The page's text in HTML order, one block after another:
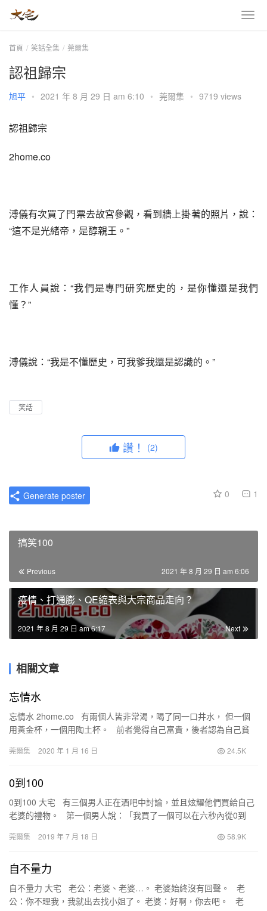
首頁 笑話全集 莞爾集
認祖歸宗
旭平 • 2021 年 8 月 29 日 am 6:10 • 莞爾集 • 9719 views
認祖歸宗
2home.co
溥儀有次買了門票去故宮參觀，看到牆上掛著的照片，說：
“這不是光緒帝，是醇親王。”
工作人員說：“我們是專門研究歷史的，是你懂還是我們
懂？”
溥儀說：“我是不懂歷史，可我爹我還是認識的。”
笑話
讚！ (2)
0 1
Generate poster
搞笑100
Previous 2021 年 8 月 29 日 am 6:06
疫情、打通膨、QE縮表與大宗商品走向？
Next
2021 年 8 月 29 日 am 6:17
相關文章
忘情水
忘情水 2home.co 有兩個人皆非常渴，喝了同一口井水， 但一個
用黃金杯，一個用陶土杯。 前者覺得自己富貴，後者認為自己貧
莞爾集 2020 年 1 月 16 日 24.5K
0到100
0到100 大宅 有三個男人正在酒吧中討論，並且炫耀他們買給自己
老婆的禮物。 第一個男人說：「我買了一個可以在六秒內從0到
莞爾集 2019 年 7 月 18 日 58.9K
自不量力
自不量力 大宅 老公：老婆、老婆…。 老婆始終沒有回聲。 老
公：你不理我，我就出去找小姐了。 老婆：好啊，你去吧。 老